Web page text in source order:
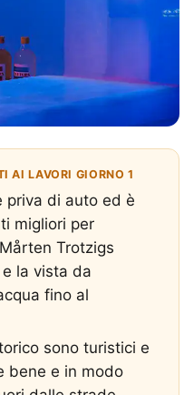
AI LAVORI GIORNO 1
priva di auto ed è
migliori per
Trotzigs
la vista da
fino al
sono turistici e
bene e in modo